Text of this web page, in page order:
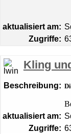
aktualisiert am:
Zugriffe:
Kling
Beschreibung:
aktualisiert am:
Zugriffe: